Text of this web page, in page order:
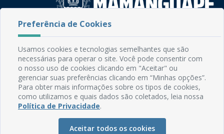
Rua do Imperador, 78, Centro
CEP: 58.280-000 - Mamanguape/PB
Fone: (83) 3292-2246
Email: comunicacao@mamanguape.pb.gov.br
Expediente: Segunda à Sexta, das 08h às 13h
Mapa do Site
Manual de Navegação
Preferência de Cookies
Usamos cookies e tecnologias semelhantes que são
necessárias para operar o site. Você pode consentir com
o nosso uso de cookies clicando em "Aceitar" ou
gerenciar suas preferências clicando em “Minhas opções”.
Para obter mais informações sobre os tipos de cookies,
como utilizamos e quais dados são coletados, leia nossa
Política de Privacidade.
Aceitar todos os cookies